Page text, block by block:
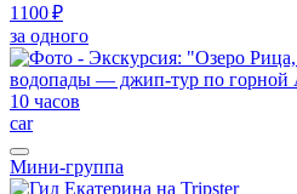
1100 ₽
за одного
10 часов
car
Мини-группа